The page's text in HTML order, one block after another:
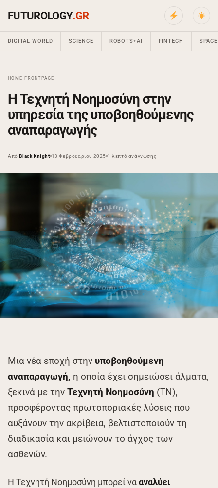
FUTUROLOGY.GR
DIGITAL WORLD SCIENCE ROBOTS+AI FINTECH SPACE
HOME FRONTPAGE
Η Τεχνητή Νοημοσύνη στην
υπηρεσία της υποβοηθούμενης
αναπαραγωγής
ΑπόBlack Knight 13 Φεβρουαρίου 2025 1 λεπτό ανάγνωσης
Μια νέα εποχή στην υποβοηθούμενη
αναπαραγωγή, η οποία έχει σημειώσει άλματα,
ξεκινά με την Τεχνητή Νοημοσύνη (ΤΝ),
προσφέροντας πρωτοποριακές λύσεις που
αυξάνουν την ακρίβεια, βελτιστοποιούν τη
διαδικασία και μειώνουν το άγχος των
ασθενών.
Η Τεχνητή Νοημοσύνη μπορεί νααναλύει